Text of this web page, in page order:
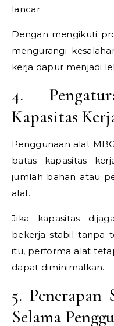
lancar.
Dengan mengikuti
mengurangi
kerja dapur menjadi
4.
Kapasitas
Penggunaan alat
batas kapasitas
jumlah bahan atau
alat.
Jika kapasitas
bekerja stabil tanpa
itu, performa alat
dapat diminimalkan.
5. Penerapan
Selama